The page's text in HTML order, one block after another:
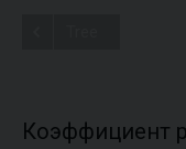
Коэффициент